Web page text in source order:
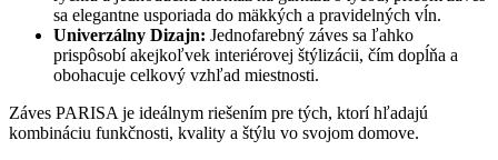
sa elegantne usporiada do mäkkých a pravidelných vĺn.
Univerzálny Dizajn: Jednofarebný záves sa ľahko
prispôsobí akejkoľvek interiérovej štýlizácii, čím dopĺňa a
obohacuje celkový vzhľad miestnosti.
Záves PARISA je ideálnym riešením pre tých, ktorí hľadajú
kombináciu funkčnosti, kvality a štýlu vo svojom domove.